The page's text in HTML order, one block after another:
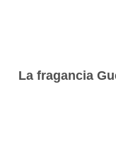
La fragancia